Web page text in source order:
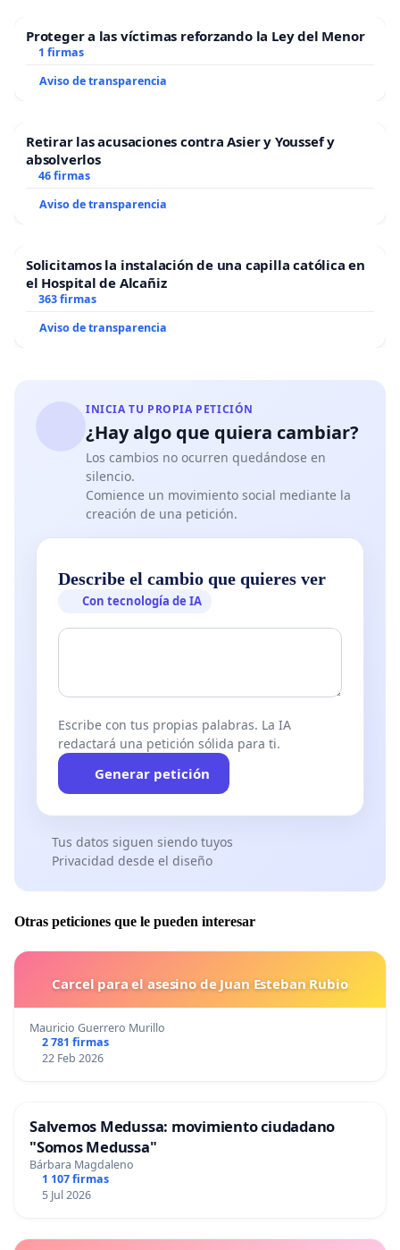
Proteger a las víctimas reforzando la Ley del Menor
1 firmas
Aviso de transparencia
Retirar las acusaciones contra Asier y Youssef y
absolverlos
46 firmas
Aviso de transparencia
Solicitamos la instalación de una capilla católica en
el Hospital de Alcañiz
363 firmas
Aviso de transparencia
INICIA TU PROPIA PETICIÓN
¿Hay algo que quiera cambiar?
Los cambios no ocurren quedándose en
silencio.
Comience un movimiento social mediante la
creación de una petición.
Describe el cambio que quieres ver
Con tecnología de IA
Escribe con tus propias palabras. La IA
redactará una petición sólida para ti.
Generar petición
Tus datos siguen siendo tuyos
Privacidad desde el diseño
Otras peticiones que le pueden interesar
Carcel para el asesino de Juan Esteban Rubio
Mauricio Guerrero Murillo
2 781 firmas
22 Feb 2026
Salvemos Medussa: movimiento ciudadano
"Somos Medussa"
Bárbara Magdaleno
1 107 firmas
5 Jul 2026